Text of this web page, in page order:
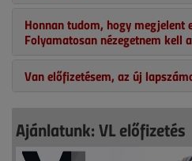
Honnan tudom, hogy megjelent
Folyamatosan nézegetnem kell
Van előfizetésem, az új
Ajánlatunk: VL előfizetés